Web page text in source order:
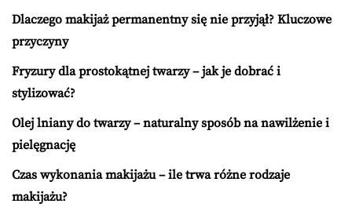
Dlaczego makijaż permanentny się nie przyjął? Kluczowe
przyczyny
Fryzury dla prostokątnej twarzy – jak je dobrać i
stylizować?
Olej lniany do twarzy – naturalny sposób na nawilżenie i
pielęgnację
Czas wykonania makijażu – ile trwa różne rodzaje
makijażu?